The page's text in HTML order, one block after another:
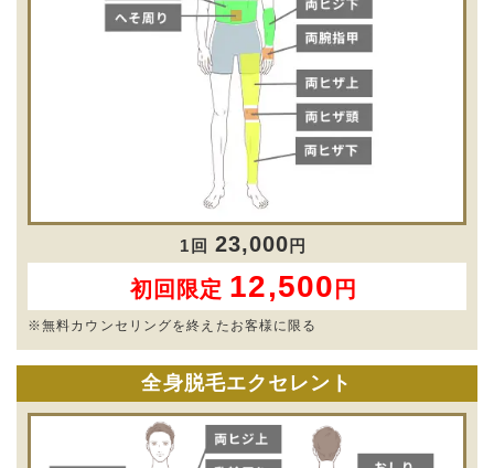
1回 23,000 円
初回限定 12,500 円
※無料カウンセリングを終えたお客様に限る
全身脱毛エクセレント